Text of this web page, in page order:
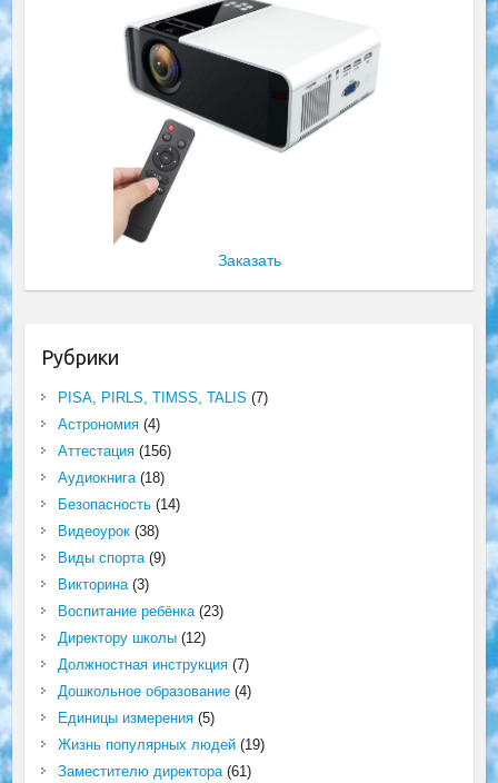
Заказать
Рубрики
PISA, PIRLS, TIMSS, TALIS (7)
Астрономия(4)
Аттестация(156)
Аудиокнига(18)
Безопасность(14)
Видеоурок(38)
Виды спорта(9)
Викторина(3)
Воспитание ребёнка(23)
Директору школы(12)
Должностная инструкция(7)
Дошкольное образование(4)
Единицы измерения(5)
Жизнь популярных людей(19)
Заместителю директора(61)